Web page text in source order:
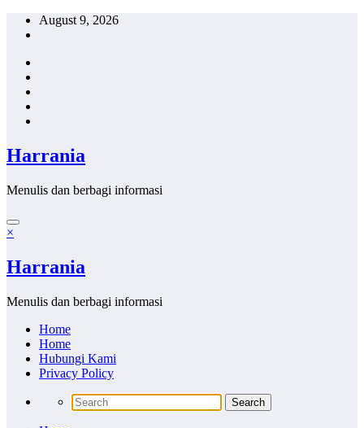
Skip
August 9, 2026
Harrania
Menulis dan berbagi informasi
×
Harrania
Menulis dan berbagi informasi
Home
Home
Hubungi Kami
Privacy Policy